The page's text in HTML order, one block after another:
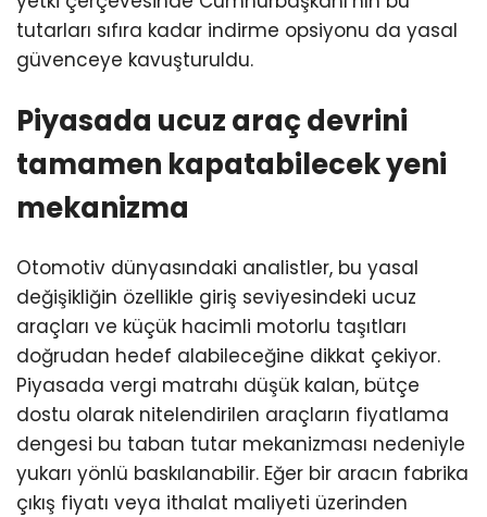
tutarları sıfıra kadar indirme opsiyonu da yasal
güvenceye kavuşturuldu.
Piyasada ucuz araç devrini
tamamen kapatabilecek yeni
mekanizma
Otomotiv dünyasındaki analistler, bu yasal
değişikliğin özellikle giriş seviyesindeki ucuz
araçları ve küçük hacimli motorlu taşıtları
doğrudan hedef alabileceğine dikkat çekiyor.
Piyasada vergi matrahı düşük kalan, bütçe
dostu olarak nitelendirilen araçların fiyatlama
dengesi bu taban tutar mekanizması nedeniyle
yukarı yönlü baskılanabilir. Eğer bir aracın fabrika
çıkış fiyatı veya ithalat maliyeti üzerinden